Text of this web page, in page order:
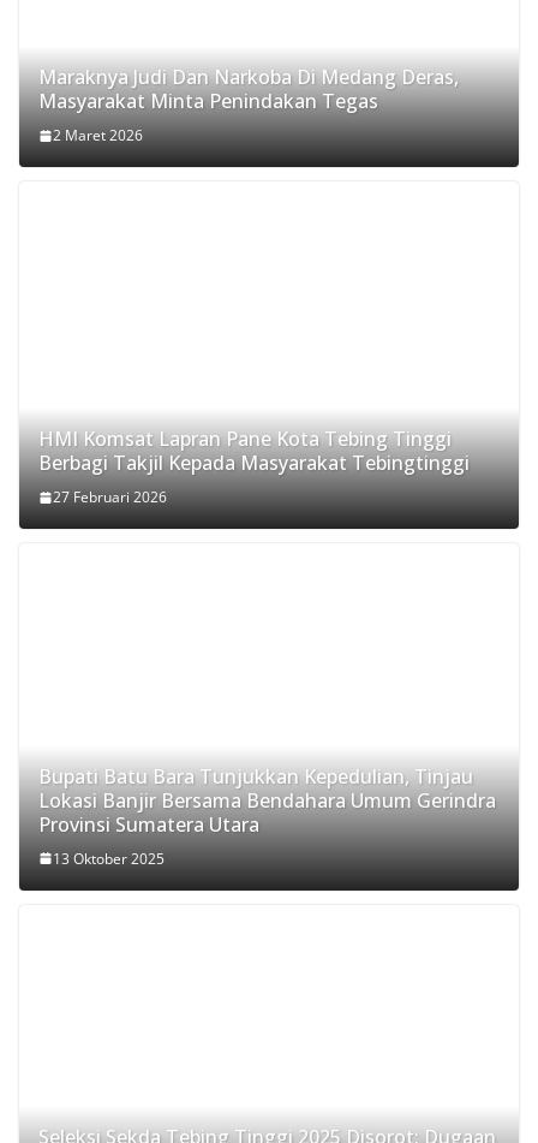
Maraknya Judi Dan Narkoba Di Medang Deras,
Masyarakat Minta Penindakan Tegas
2 Maret 2026
HMI Komsat Lapran Pane Kota Tebing Tinggi
Berbagi Takjil Kepada Masyarakat Tebingtinggi
27 Februari 2026
Bupati Batu Bara Tunjukkan Kepedulian, Tinjau
Lokasi Banjir Bersama Bendahara Umum Gerindra
Provinsi Sumatera Utara
13 Oktober 2025
Seleksi Sekda Tebing Tinggi 2025 Disorot: Dugaan